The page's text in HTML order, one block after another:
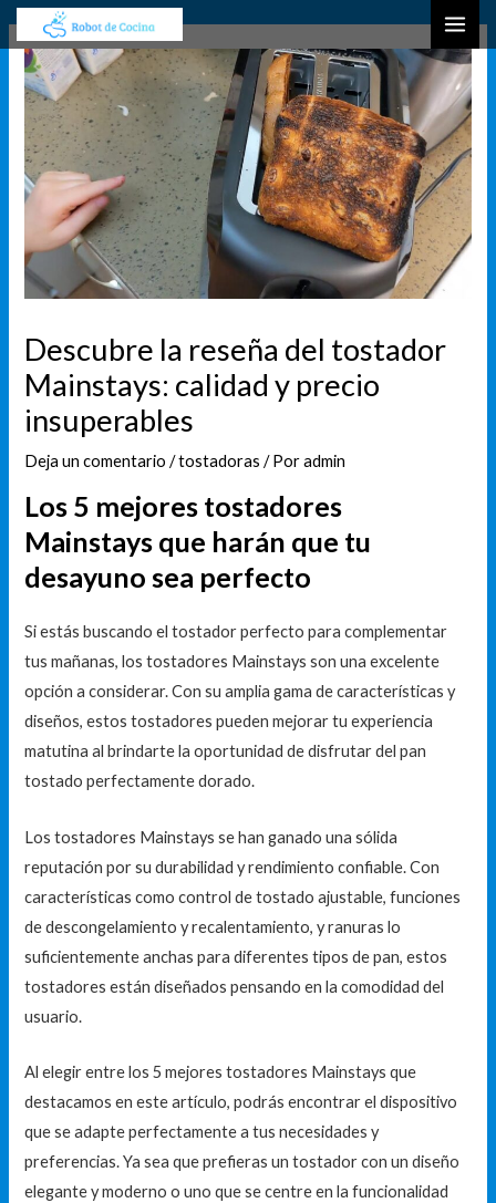
contenido
Descubre la reseña del tostador
Mainstays: calidad y precio
insuperables
Deja un comentario /tostadoras / Poradmin
Los 5 mejores tostadores
Mainstays que harán que tu
desayuno sea perfecto
Si estás buscando el tostador perfecto para complementar
tus mañanas, los tostadores Mainstays son una excelente
opción a considerar. Con su amplia gama de características y
diseños, estos tostadores pueden mejorar tu experiencia
matutina al brindarte la oportunidad de disfrutar del pan
tostado perfectamente dorado.
Los tostadores Mainstays se han ganado una sólida
reputación por su durabilidad y rendimiento confiable. Con
características como control de tostado ajustable, funciones
de descongelamiento y recalentamiento, y ranuras lo
suficientemente anchas para diferentes tipos de pan, estos
tostadores están diseñados pensando en la comodidad del
usuario.
Al elegir entre los 5 mejores tostadores Mainstays que
destacamos en este artículo, podrás encontrar el dispositivo
que se adapte perfectamente a tus necesidades y
preferencias. Ya sea que prefieras un tostador con un diseño
elegante y moderno o uno que se centre en la funcionalidad
Navegación
de
entradas
u
s
c
a
r